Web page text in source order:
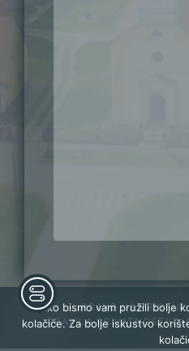
PRAVO NA
PRAVILA PRIVATNOSTI
Kako bismo vam pružili bolje
kolačiće. Za bolje iskustvo